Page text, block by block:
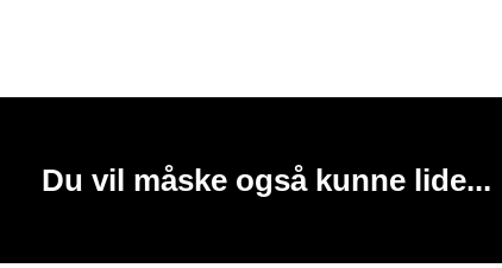
Du vil måske også kunne lide...